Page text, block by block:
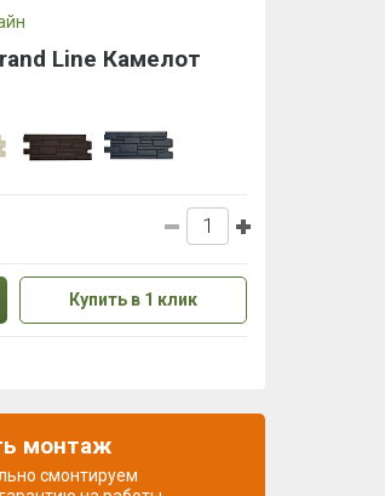
Line Камелот
Купить в 1 клик
монтаж
смонтируем